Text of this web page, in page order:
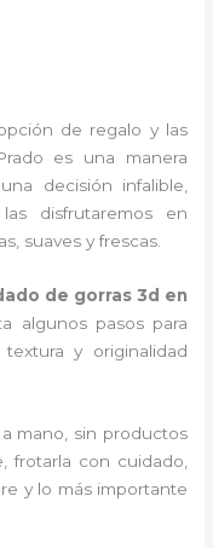
de regalo y las
es una manera
decisión infalible,
disfrutaremos en
suaves y frescas.
de gorras 3d en
algunos pasos para
y originalidad
mano, sin productos
frotarla con cuidado,
y lo más importante